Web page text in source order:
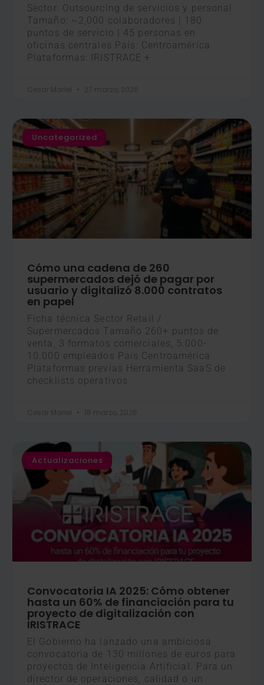
Sector: Outsourcing de servicios y personal
Tamaño: ~2,000 colaboradores | 180
puntos de servicio | 45 personas en
oficinas centrales País: Centroamérica
Plataformas: IRISTRACE +
Uncategorized
Cómo una cadena de 260
supermercados dejó de pagar por
usuario y digitalizó 8.000 contratos
en papel
Ficha técnica Sector Retail /
Supermercados Tamaño 260+ puntos de
venta, 3 formatos comerciales, 5.000-
10.000 empleados País Centroamérica
Plataformas previas Herramienta SaaS de
checklists operativos
Actualizaciones
Convocatoria IA 2025: Cómo obtener
hasta un 60% de financiación para tu
proyecto de digitalización con
IRISTRACE
El Gobierno ha lanzado una ambiciosa
convocatoria de 130 millones de euros para
proyectos de Inteligencia Artificial. Para un
director de operaciones, calidad o un